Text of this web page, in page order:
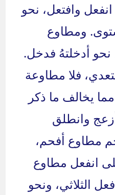
وافتعل، نحو
ومطاوع
نحو أدخلتهُ فدخل.
فلا مطاوعة
يخالف ما ذكر
وانطلق
مطاوع أفحم،
انفعل مطاوع
الثلاثي، ونحو